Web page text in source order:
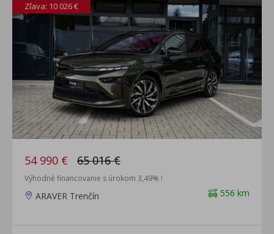
Zľava: 10 026 €
54 990 € 65 016 €
Výhodné financovanie s úrokom 3,49% !
556 km
ARAVER Trenčín